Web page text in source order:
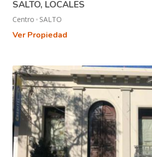
SALTO, LOCALES
Centro SALTO
Ver Propiedad